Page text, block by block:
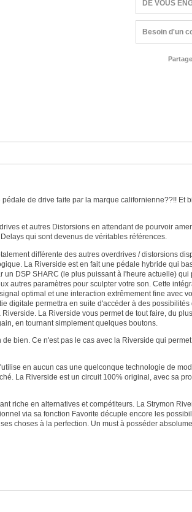
DE VOUS
Besoin d'un
de drive faite par la marque californienne??!! Et
et autres Distorsions en attendant de pourvoir
qui sont devenus de véritables références.
différente des autres overdrives / distorsions
La Riverside est en fait une pédale hybride qui
DSP SHARC (le plus puissant à l'heure actuelle)
autres paramètres pour sculpter votre son. Cette
optimal et une interaction extrêmement fine avec
digitale permettra en suite d'accéder à des
La Riverside vous permet de tout faire, du
en tournant simplement quelques boutons.
bien. Ce n'est pas le cas avec la Riverside qui
en aucun cas une quelconque technologie de
La Riverside est un circuit 100% original, avec sa
riche en alternatives et compétiteurs. La Strymon
via sa fonction Favorite décuple encore les
choses à la perfection. Un must à posséder